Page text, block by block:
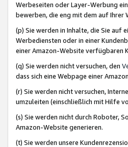
Werbeseiten oder Layer-Werbung
bewerben, die eng mit dem auf Ihrer
(p) Sie werden in Inhalte, die Sie auf
Werbediensten oder in einer
einer Amazon-Website verfügbaren
(q) Sie werden nicht versuchen, den
dass sich eine Webpage einer
(r) Sie werden nicht versuchen,
umzuleiten (einschließlich mit Hilfe
(s) Sie werden nicht durch Roboter,
Amazon-Website generieren.
(t) Sie werden unsere